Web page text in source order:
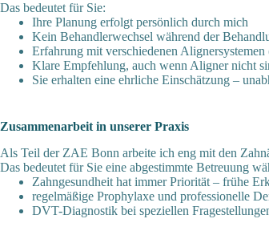
Das bedeutet für Sie:
Ihre Planung erfolgt persönlich durch mich
Kein Behandlerwechsel während der
Erfahrung mit verschiedenen
Klare Empfehlung, auch wenn Aligner nicht
Sie erhalten eine ehrliche Einschätzung –
Zusammenarbeit in unserer Praxis
Als Teil der ZAE Bonn arbeite ich eng mit den
Das bedeutet für Sie eine abgestimmte Betreuung
Zahngesundheit hat immer Priorität – frühe
regelmäßige Prophylaxe und professionelle
DVT-Diagnostik bei speziellen